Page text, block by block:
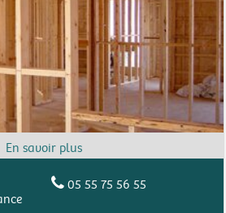
05 55 75 56 55